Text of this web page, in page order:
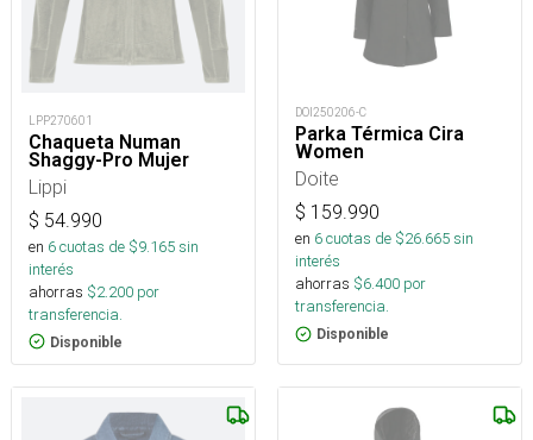
LPP270601
Chaqueta Numan
Shaggy-Pro Mujer
Lippi
$ 54.990
en 6cuotas de $9.165sin
interés
ahorras $2.200 por
transferencia.
Disponible
DOI250206-C
Parka Térmica Cira
Women
Doite
$ 159.990
en 6cuotas de $26.665sin
interés
ahorras $6.400 por
transferencia.
Disponible